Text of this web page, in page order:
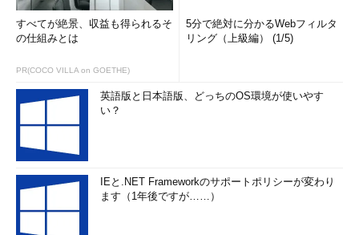
すべてが絶景、収益も得られるそ
の仕組みとは
PR(COCO VILLA on GOETHE)
5分で絶対に分かるWebフィルタ
リング（上級編） (1/5)
英語版と日本語版、どっちのOS環境が使いやす
い？
IEと.NET Frameworkのサポートポリシーが変わり
ます（1年後ですが……）